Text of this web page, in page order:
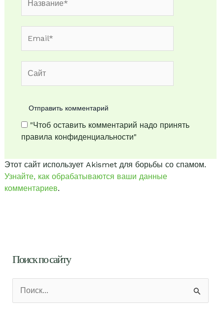
"Чтоб оставить комментарий надо принять
правила конфиденциальности"
Этот сайт использует Akismet для борьбы со спамом.
Узнайте, как обрабатываются ваши данные
комментариев.
Поиск по сайту
о